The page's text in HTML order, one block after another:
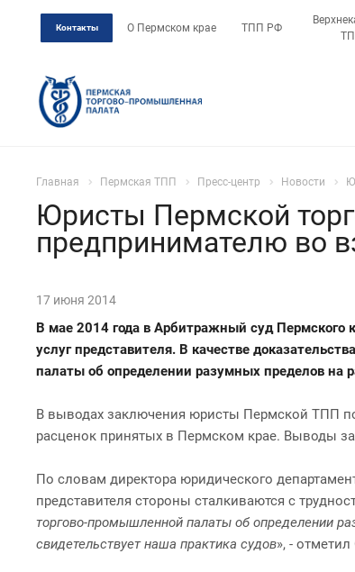
Контакты О Пермском крае ТПП РФ
Главная Пермская ТПП Пресс-центр Новости
Юристы Пермской
предпринимателю во
17 июня 2014
В мае 2014 года в Арбитражный суд Пермского
услуг представителя. В качестве
палаты об определении разумных пределов на
В выводах заключения юристы Пермской ТПП
расценок принятых в Пермском крае. Выводы
По словам директора юридического
представителя стороны сталкиваются с
торгово-промышленной палаты об определении
свидетельствует наша практика судов», -